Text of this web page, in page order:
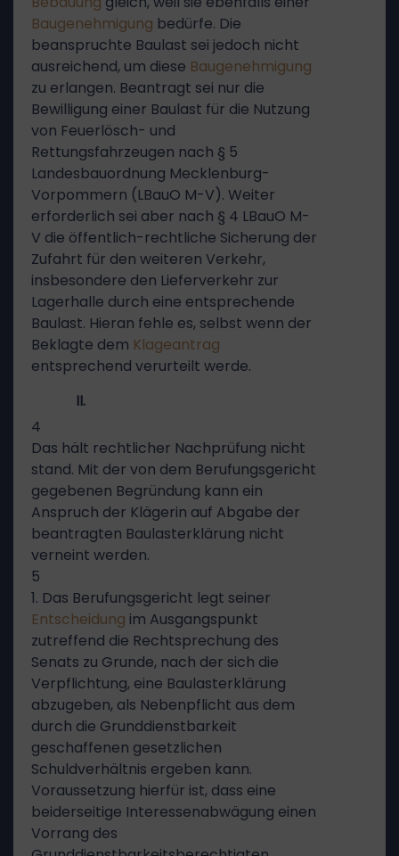
Baugenehmigung bedürfe. Die
beanspruchte Baulast sei jedoch nicht
ausreichend, um diese Baugenehmigung
zu erlangen. Beantragt sei nur die
Bewilligung einer Baulast für die Nutzung
von Feuerlösch- und
Rettungsfahrzeugen nach § 5
Landesbauordnung Mecklenburg-
Vorpommern (LBauO M-V). Weiter
erforderlich sei aber nach § 4 LBauO M-
V die öffentlich-rechtliche Sicherung der
Zufahrt für den weiteren Verkehr,
insbesondere den Lieferverkehr zur
Lagerhalle durch eine entsprechende
Baulast. Hieran fehle es, selbst wenn der
Beklagte dem Klageantrag
entsprechend verurteilt werde.
II.
4
Das hält rechtlicher Nachprüfung nicht
stand. Mit der von dem Berufungsgericht
gegebenen Begründung kann ein
Anspruch der Klägerin auf Abgabe der
beantragten Baulasterklärung nicht
verneint werden.
5
1. Das Berufungsgericht legt seiner
Entscheidung im Ausgangspunkt
zutreffend die Rechtsprechung des
Senats zu Grunde, nach der sich die
Verpflichtung, eine Baulasterklärung
abzugeben, als Nebenpflicht aus dem
durch die Grunddienstbarkeit
geschaffenen gesetzlichen
Schuldverhältnis ergeben kann.
Voraussetzung hierfür ist, dass eine
beiderseitige Interessenabwägung einen
Vorrang des